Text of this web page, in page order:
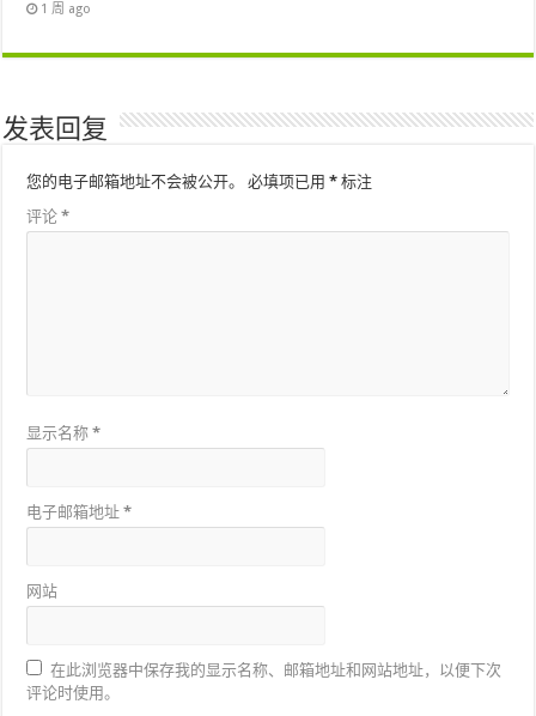
1 周 ago
发表回复
您的电子邮箱地址不会被公开。 必填项已用* 标注
评论*
显示名称*
电子邮箱地址*
网站
在此浏览器中保存我的显示名称、邮箱地址和网站地址，以便下次
评论时使用。